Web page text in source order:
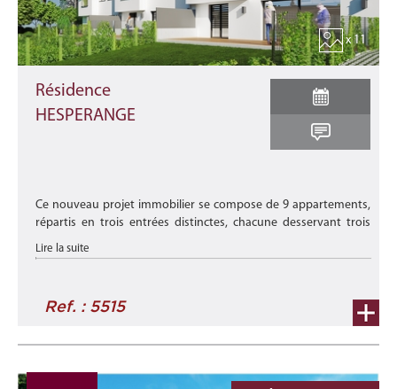
x 11
Résidence
HESPERANGE
Ce nouveau projet immobilier se compose de 9 appartements,
répartis en trois entrées distinctes, chacune desservant trois
résidences "CALLIOPE" , "THALIA" et "OURANIA".
Il est situé à Hespera ...
Lire la suite
Ref. : 5515